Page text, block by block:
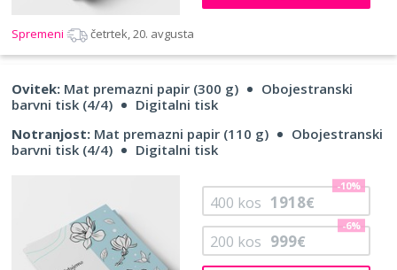
Spremeni četrtek, 20. avgusta
Ovitek: Mat premazni papir (300 g)
Obojestranski
barvni tisk (4/4)
Digitalni tisk
Notranjost: Mat premazni papir (110 g)
Obojestranski
barvni tisk (4/4)
Digitalni tisk
200 kos 999€
-6%
400 kos 1918€
-10%